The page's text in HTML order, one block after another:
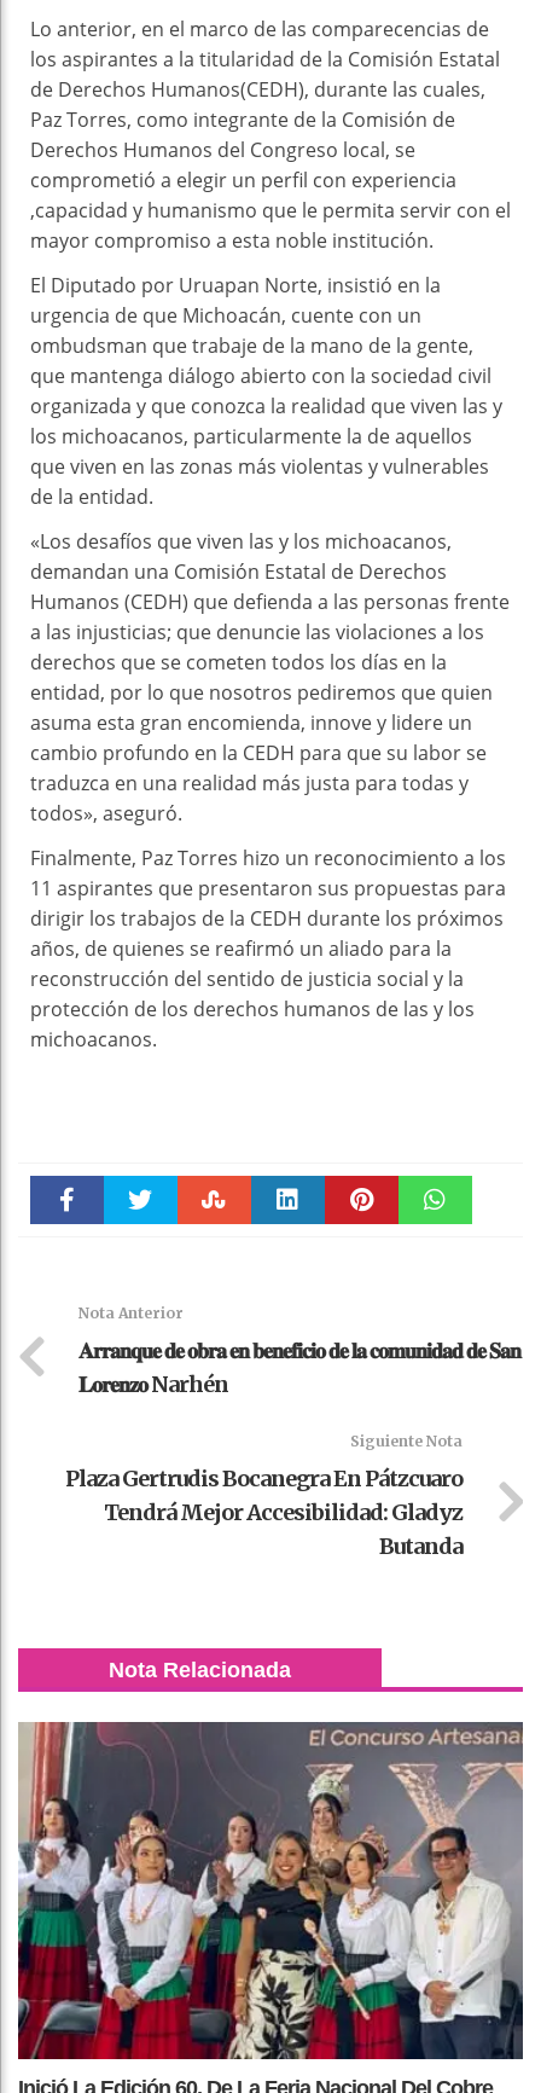
Lo anterior, en el marco de las comparecencias de
los aspirantes a la titularidad de la Comisión Estatal
de Derechos Humanos(CEDH), durante las cuales,
Paz Torres, como integrante de la Comisión de
Derechos Humanos del Congreso local, se
comprometió a elegir un perfil con experiencia
,capacidad y humanismo que le permita servir con el
mayor compromiso a esta noble institución.
El Diputado por Uruapan Norte, insistió en la
urgencia de que Michoacán, cuente con un
ombudsman que trabaje de la mano de la gente,
que mantenga diálogo abierto con la sociedad civil
organizada y que conozca la realidad que viven las y
los michoacanos, particularmente la de aquellos
que viven en las zonas más violentas y vulnerables
de la entidad.
«Los desafíos que viven las y los michoacanos,
demandan una Comisión Estatal de Derechos
Humanos (CEDH) que defienda a las personas frente
a las injusticias; que denuncie las violaciones a los
derechos que se cometen todos los días en la
entidad, por lo que nosotros pediremos que quien
asuma esta gran encomienda, innove y lidere un
cambio profundo en la CEDH para que su labor se
traduzca en una realidad más justa para todas y
todos», aseguró.
Finalmente, Paz Torres hizo un reconocimiento a los
11 aspirantes que presentaron sus propuestas para
dirigir los trabajos de la CEDH durante los próximos
años, de quienes se reafirmó un aliado para la
reconstrucción del sentido de justicia social y la
protección de los derechos humanos de las y los
michoacanos.
Nota Anterior
𝐀𝐫𝐫𝐚𝐧𝐪𝐮𝐞 𝐝𝐞 𝐨𝐛𝐫𝐚 𝐞𝐧 𝐛𝐞𝐧𝐞𝐟𝐢𝐜𝐢𝐨 𝐝𝐞 𝐥𝐚 𝐜𝐨𝐦𝐮𝐧𝐢𝐝𝐚𝐝 𝐝𝐞 𝐒𝐚𝐧
𝐋𝐨𝐫𝐞𝐧𝐳𝐨 Narhén
Siguiente Nota
Plaza Gertrudis Bocanegra En Pátzcuaro
Tendrá Mejor Accesibilidad: Gladyz
Butanda
Nota Relacionada
Inició La Edición 60, De La Feria Nacional Del Cobre